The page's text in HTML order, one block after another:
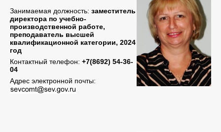
Занимаемая должность: заместитель
директора по учебно-
производственной работе,
преподаватель высшей
квалификационной категории, 2024
год
Контактный телефон: +7(8692) 54-36-
04
Адрес электронной почты: